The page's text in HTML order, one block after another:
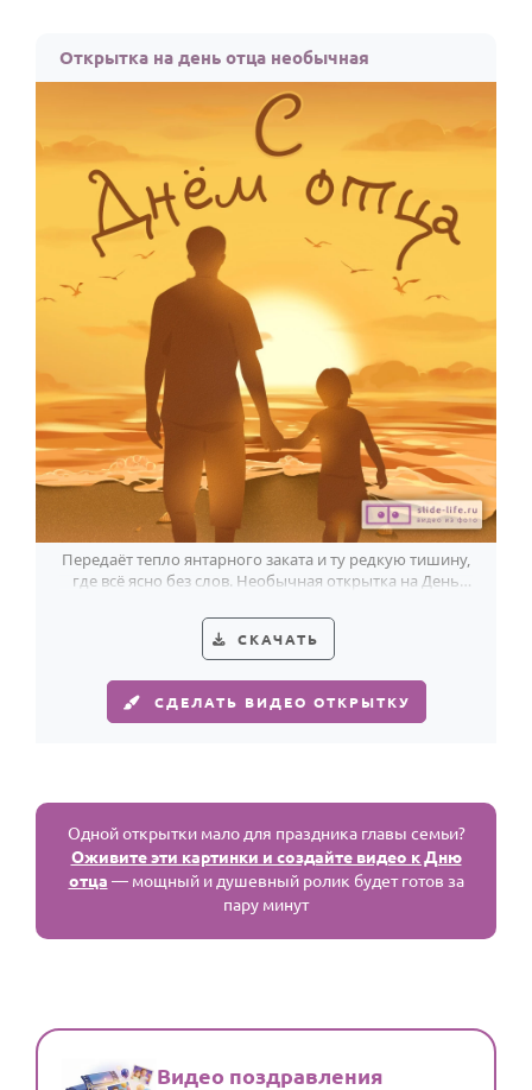
Открытка на день отца необычная
Передаёт тепло янтарного заката и ту редкую тишину,
где всё ясно без слов. Необычная открытка на День
СКАЧАТЬ
СДЕЛАТЬ ВИДЕО ОТКРЫТКУ
Одной открытки мало для праздника главы семьи?
Оживите эти картинки и создайте видео к Дню
отца — мощный и душевный ролик будет готов за
пару минут
Видео поздравления